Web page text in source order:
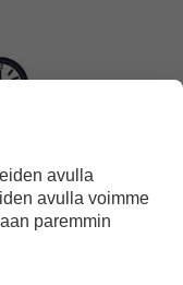
avulla
avulla voimme
paremmin